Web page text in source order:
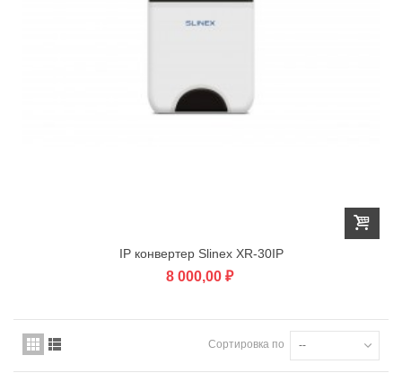
IP конвертер Slinex XR-30IP
8 000,00 ₽
Сортировка по --